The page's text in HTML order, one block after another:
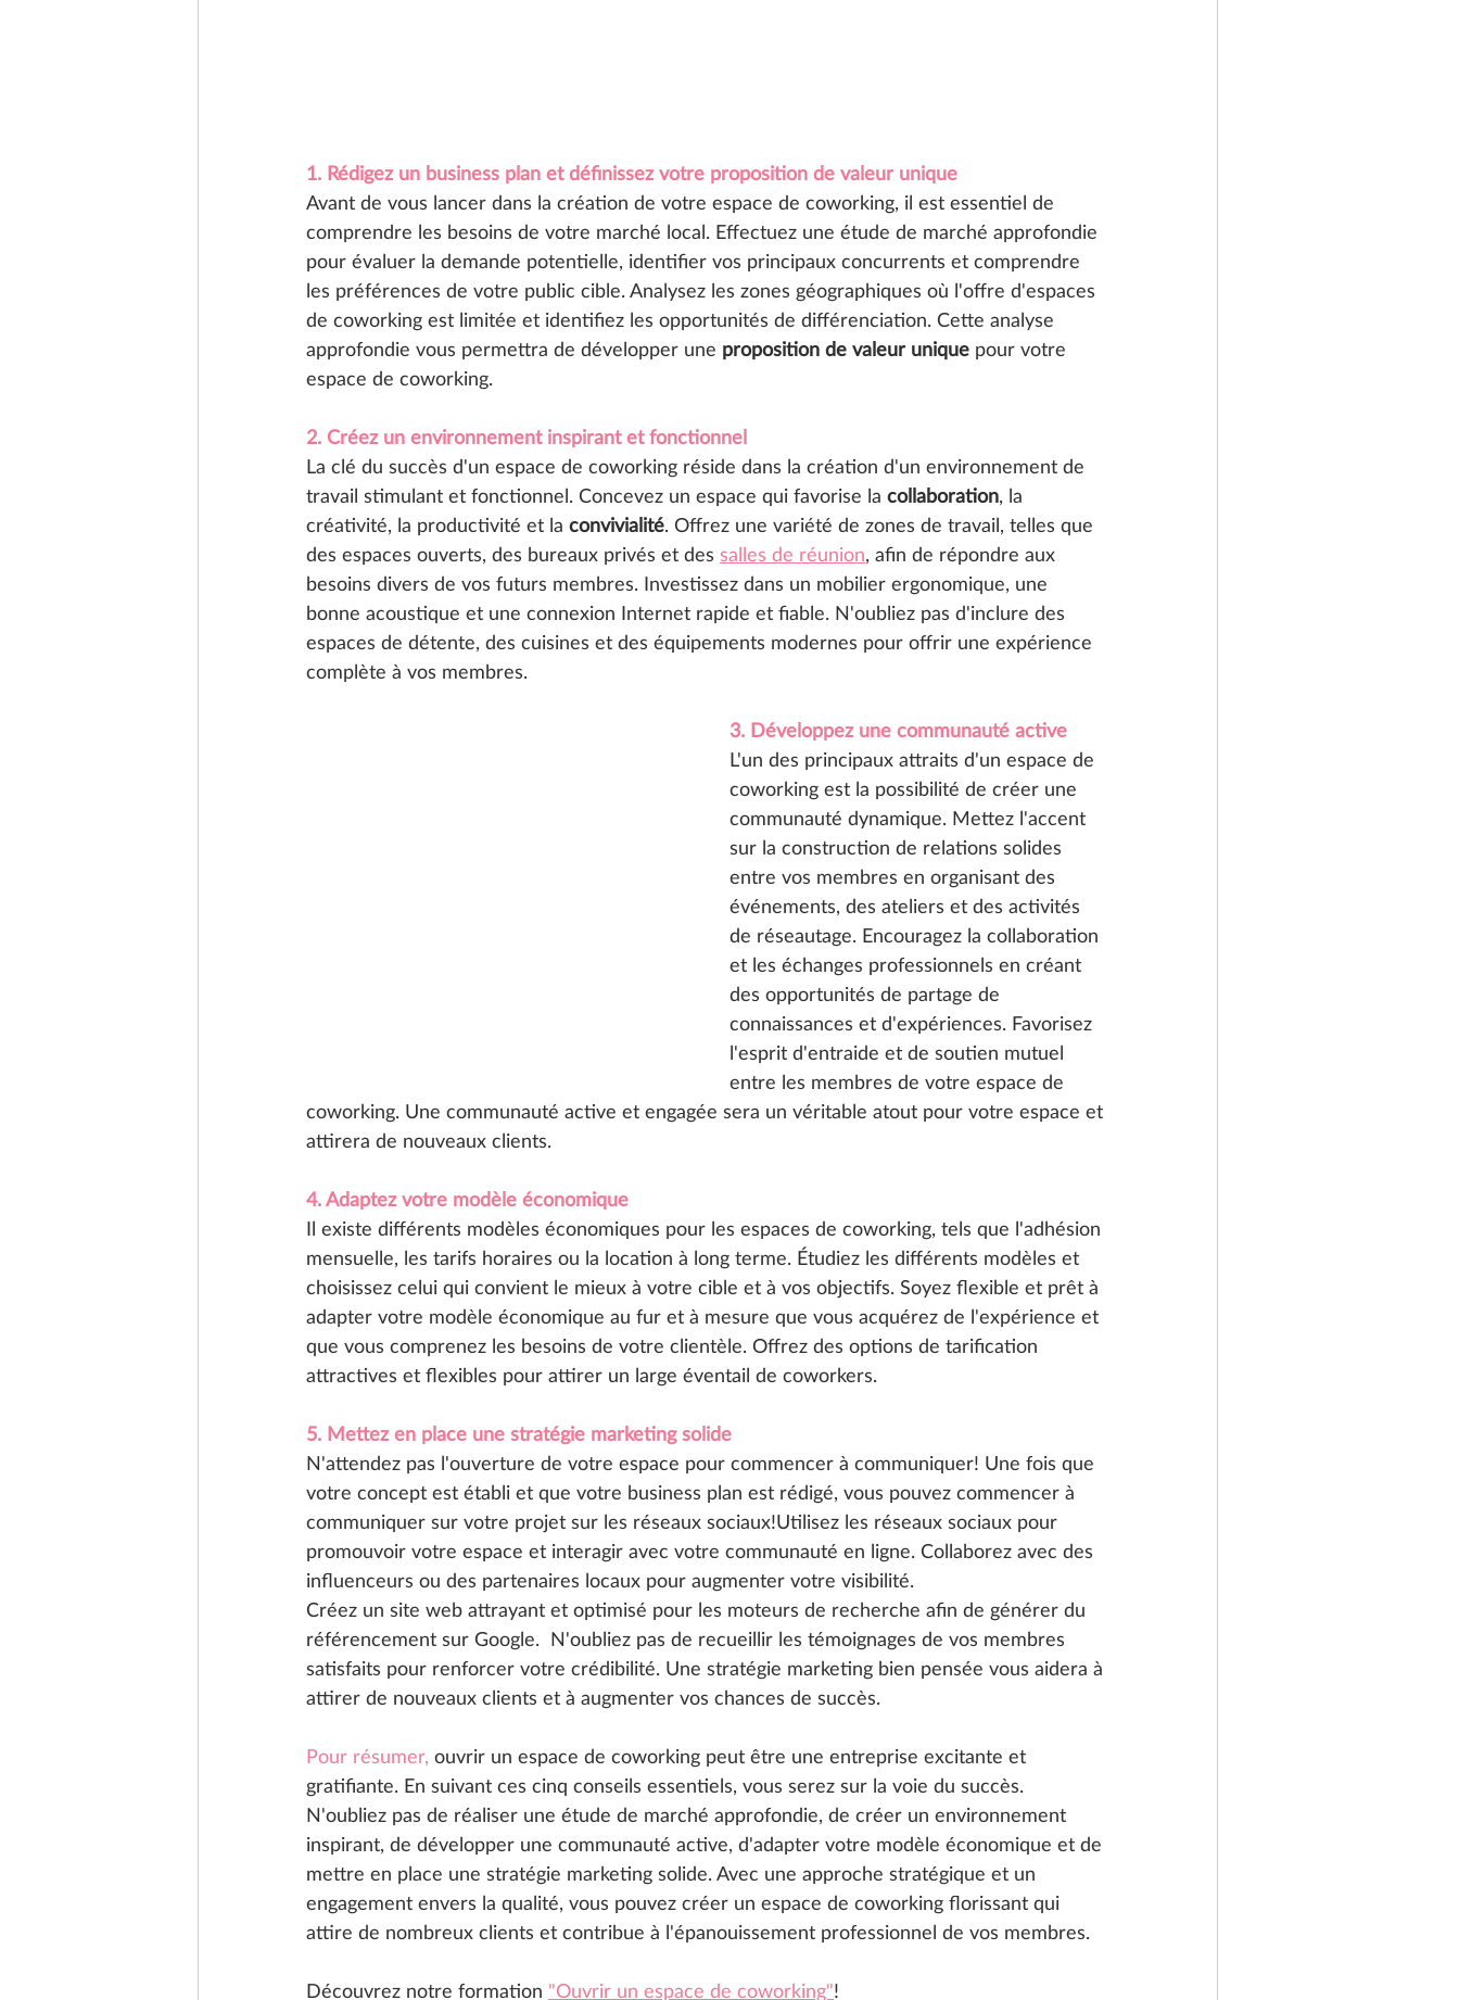
1. Rédigez un business plan et définissez votre proposition de valeur unique
Avant de vous lancer dans la création de votre espace de coworking, il est essentiel de
comprendre les besoins de votre marché local. Effectuez une étude de marché approfondie
pour évaluer la demande potentielle, identifier vos principaux concurrents et comprendre
les préférences de votre public cible. Analysez les zones géographiques où l'offre d'espaces
de coworking est limitée et identifiez les opportunités de différenciation. Cette analyse
approfondie vous permettra de développer une proposition de valeur unique pour votre
espace de coworking.
2. Créez un environnement inspirant et fonctionnel
La clé du succès d'un espace de coworking réside dans la création d'un environnement de
travail stimulant et fonctionnel. Concevez un espace qui favorise la collaboration, la
créativité, la productivité et la convivialité. Offrez une variété de zones de travail, telles que
des espaces ouverts, des bureaux privés et des salles de réunion, afin de répondre aux
besoins divers de vos futurs membres. Investissez dans un mobilier ergonomique, une
bonne acoustique et une connexion Internet rapide et fiable. N'oubliez pas d'inclure des
espaces de détente, des cuisines et des équipements modernes pour offrir une expérience
complète à vos membres.
3. Développez une communauté active
L'un des principaux attraits d'un espace de
coworking est la possibilité de créer une
communauté dynamique. Mettez l'accent
sur la construction de relations solides
entre vos membres en organisant des
événements, des ateliers et des activités
de réseautage. Encouragez la collaboration
et les échanges professionnels en créant
des opportunités de partage de
connaissances et d'expériences. Favorisez
l'esprit d'entraide et de soutien mutuel
entre les membres de votre espace de
coworking. Une communauté active et engagée sera un véritable atout pour votre espace et
attirera de nouveaux clients.
4. Adaptez votre modèle économique
Il existe différents modèles économiques pour les espaces de coworking, tels que l'adhésion
mensuelle, les tarifs horaires ou la location à long terme. Étudiez les différents modèles et
choisissez celui qui convient le mieux à votre cible et à vos objectifs. Soyez flexible et prêt à
adapter votre modèle économique au fur et à mesure que vous acquérez de l'expérience et
que vous comprenez les besoins de votre clientèle. Offrez des options de tarification
attractives et flexibles pour attirer un large éventail de coworkers.
5. Mettez en place une stratégie marketing solide
N'attendez pas l'ouverture de votre espace pour commencer à communiquer! Une fois que
votre concept est établi et que votre business plan est rédigé, vous pouvez commencer à
communiquer sur votre projet sur les réseaux sociaux!Utilisez les réseaux sociaux pour
promouvoir votre espace et interagir avec votre communauté en ligne. Collaborez avec des
influenceurs ou des partenaires locaux pour augmenter votre visibilité.
Créez un site web attrayant et optimisé pour les moteurs de recherche afin de générer du
référencement sur Google.  N'oubliez pas de recueillir les témoignages de vos membres
satisfaits pour renforcer votre crédibilité. Une stratégie marketing bien pensée vous aidera à
attirer de nouveaux clients et à augmenter vos chances de succès.
Pour résumer, ouvrir un espace de coworking peut être une entreprise excitante et
gratifiante. En suivant ces cinq conseils essentiels, vous serez sur la voie du succès.
N'oubliez pas de réaliser une étude de marché approfondie, de créer un environnement
inspirant, de développer une communauté active, d'adapter votre modèle économique et de
mettre en place une stratégie marketing solide. Avec une approche stratégique et un
engagement envers la qualité, vous pouvez créer un espace de coworking florissant qui
attire de nombreux clients et contribue à l'épanouissement professionnel de vos membres.
Découvrez notre formation "Ouvrir un espace de coworking"!